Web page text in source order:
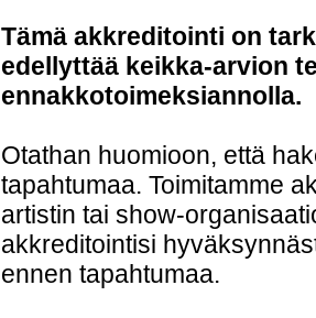
Tämä akkreditointi on
edellyttää keikka-arvion
ennakkotoimeksiannolla.
Otathan huomioon, että
tapahtumaa. Toimitamme
artistin tai show-
akkreditointisi
ennen tapahtumaa.